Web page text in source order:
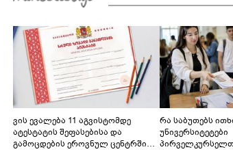
ვის ევალება 11 აგვისტომდე
ატესტატის შეფასებისა და
გამოცდების ეროვნულ ცენტრში
რა საბუთებს
უნივერსიტეტები